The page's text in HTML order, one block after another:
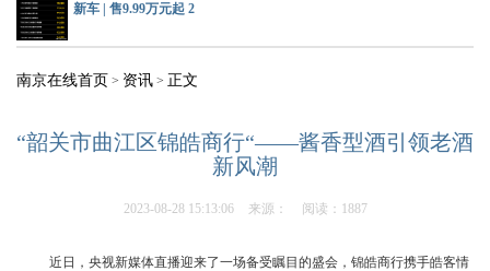
新车 | 售9.99万元起 2
南京在线首页 > 资讯 > 正文
“韶关市曲江区锦皓商行“——酱香型酒引领老酒
新风潮
2023-08-28 15:13:06 来源： 阅读：1887
近日，央视新媒体直播迎来了一场备受瞩目的盛会，锦皓商行携手皓客情